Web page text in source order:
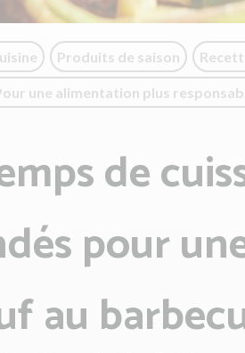
Produits de saison
une alimentation plus
de
pour
au